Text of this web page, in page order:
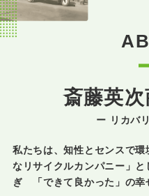
斎藤英
ー リカバ
私たちは、知性とセンスで
なリサイクルカンパニー」と
ぎ 「できて良かった」の幸